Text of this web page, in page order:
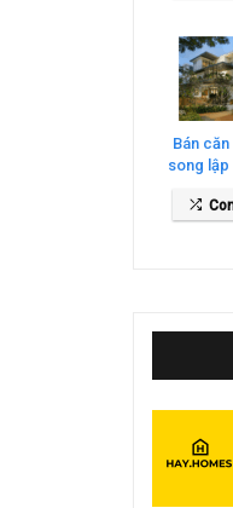
Bán
song
Villa –
giá